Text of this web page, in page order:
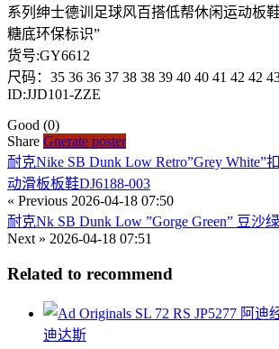
系列绅士德训足球风百搭低帮休闲运动板
糖底环保标识”
货号:GY6612
尺码：35 36 36 37 38 38 39 40 40 41 42 42
ID:JJD101-ZZE
Good (0)
Share Gnerate poster
耐克Nike SB Dunk Low Retro”Grey White”
动滑板板鞋DJ6188-003
« Previous 2026-04-18 07:50
耐克Nk SB Dunk Low ”Gorge Green” 豆沙
Next » 2026-04-18 07:51
Related to recommend
迪达斯